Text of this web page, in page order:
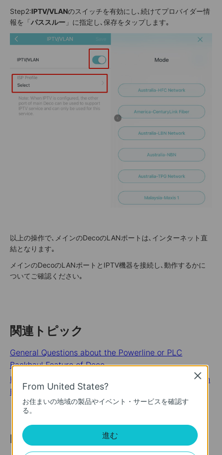
Step2:IPTV/VLANのスイッチを有効にし､続けてプロバイダー情
報を「パススルー 」に指定し､保存をタップします｡
以上の操作で､メインのDecoのLANポートは､インターネット直
結となります｡
メインのDecoのLANポートとIPTV機器を接続し､動作するかに
ついてご確認ください｡
関連トピック
General Questions about the Powerline or PLC
Backhaul Feature of Deco
How to Connect the TP-Link Deco Mesh System to an
Existing Router
Looking For More
From United States?
お住まいの地域の製品やイベント・サービスを確認す
る。
進む
Close